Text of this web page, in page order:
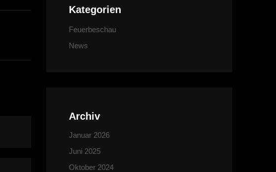
Kategorien
Feuerbeschau
News
Archiv
Januar 2026
Juni 2025
Oktober 2024